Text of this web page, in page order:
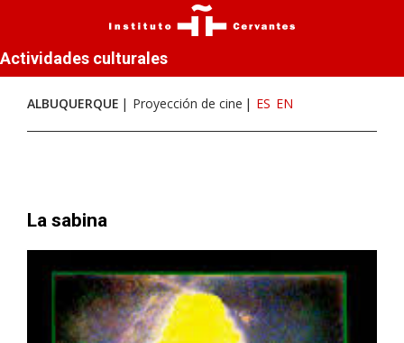
Actividades culturales
ALBUQUERQUE Proyección de cine ES EN
La sabina